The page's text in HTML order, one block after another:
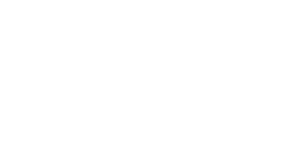
e que estão motivados.